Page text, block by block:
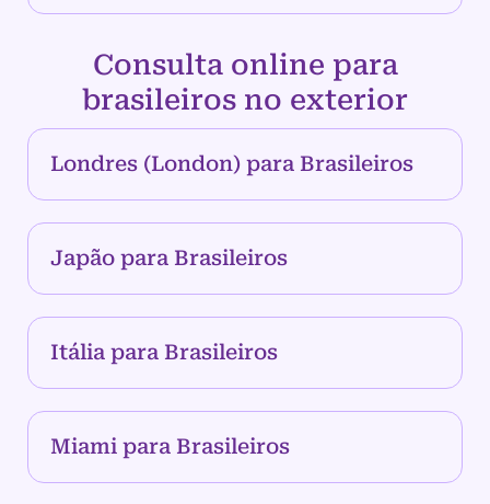
Consulta online para
brasileiros no exterior
Londres (London) para Brasileiros
Japão para Brasileiros
Itália para Brasileiros
Miami para Brasileiros